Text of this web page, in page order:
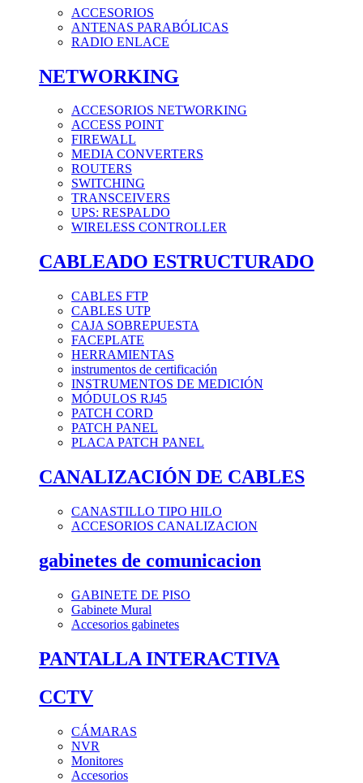
ACCESORIOS
ANTENAS PARABÓLICAS
RADIO ENLACE
NETWORKING
ACCESORIOS NETWORKING
ACCESS POINT
FIREWALL
MEDIA CONVERTERS
ROUTERS
SWITCHING
TRANSCEIVERS
UPS: RESPALDO
WIRELESS CONTROLLER
CABLEADO ESTRUCTURADO
CABLES FTP
CABLES UTP
CAJA SOBREPUESTA
FACEPLATE
HERRAMIENTAS
instrumentos de certificación
INSTRUMENTOS DE MEDICIÓN
MÓDULOS RJ45
PATCH CORD
PATCH PANEL
PLACA PATCH PANEL
CANALIZACIÓN DE CABLES
CANASTILLO TIPO HILO
ACCESORIOS CANALIZACION
gabinetes de comunicacion
GABINETE DE PISO
Gabinete Mural
Accesorios gabinetes
PANTALLA INTERACTIVA
CCTV
CÁMARAS
NVR
Monitores
Accesorios